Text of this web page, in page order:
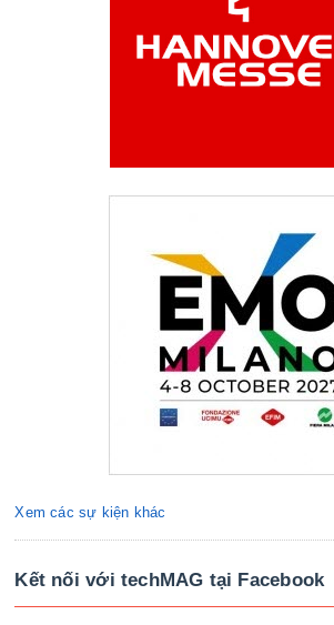
Xem các sự kiện khác
Kết nối với techMAG tại Facebook